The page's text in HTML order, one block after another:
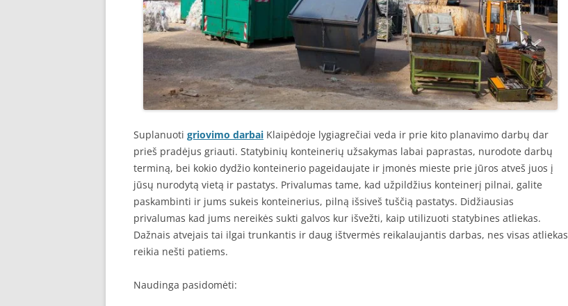
Suplanuoti griovimo darbai Klaipėdoje lygiagrečiai veda ir prie kito planavimo darbų dar
prieš pradėjus griauti. Statybinių konteinerių užsakymas labai paprastas, nurodote darbų
terminą, bei kokio dydžio konteinerio pageidaujate ir įmonės mieste prie jūros atveš juos į
jūsų nurodytą vietą ir pastatys. Privalumas tame, kad užpildžius konteinerį pilnai, galite
paskambinti ir jums sukeis konteinerius, pilną išsiveš tuščią pastatys. Didžiausias
privalumas kad jums nereikės sukti galvos kur išvežti, kaip utilizuoti statybines atliekas.
Dažnais atvejais tai ilgai trunkantis ir daug ištvermės reikalaujantis darbas, nes visas atliekas
reikia nešti patiems.
Naudinga pasidomėti: